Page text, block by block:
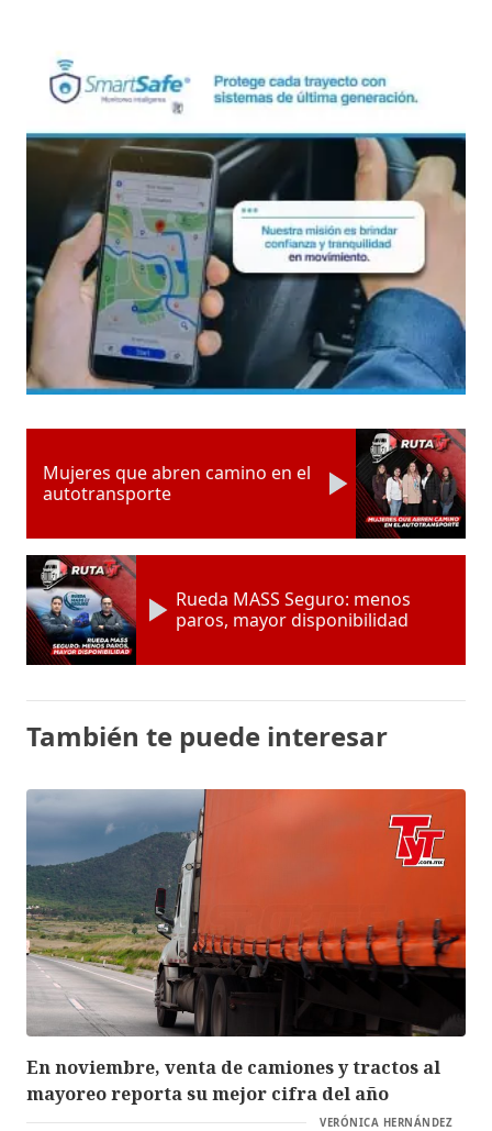
Mujeres que abren camino en el
autotransporte
Rueda MASS Seguro: menos
paros, mayor disponibilidad
También te puede interesar
En noviembre, venta de camiones y tractos al
mayoreo reporta su mejor cifra del año
VERÓNICA HERNÁNDEZ